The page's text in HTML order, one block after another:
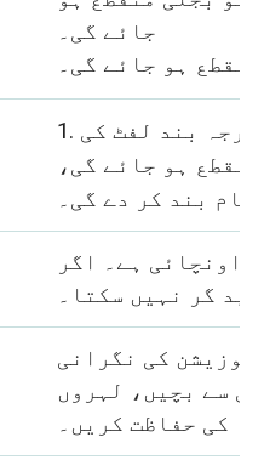
جائے گی۔
ہو جائے گی۔
1. جب لفٹ کی گنجائش زیادہ سے زیادہ درجہ بند لفٹ کی
ہو جائے گی،
کام بند کر دے گی۔
اونچائی ہے۔ اگر
گر نہیں سکتا۔
کی نگرانی
سے بچیں، لہروں
کی حفاظت کریں۔